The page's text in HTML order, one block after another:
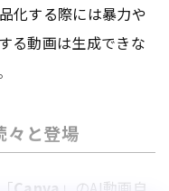
化する際には暴力や
る動画は生成できな
々と登場